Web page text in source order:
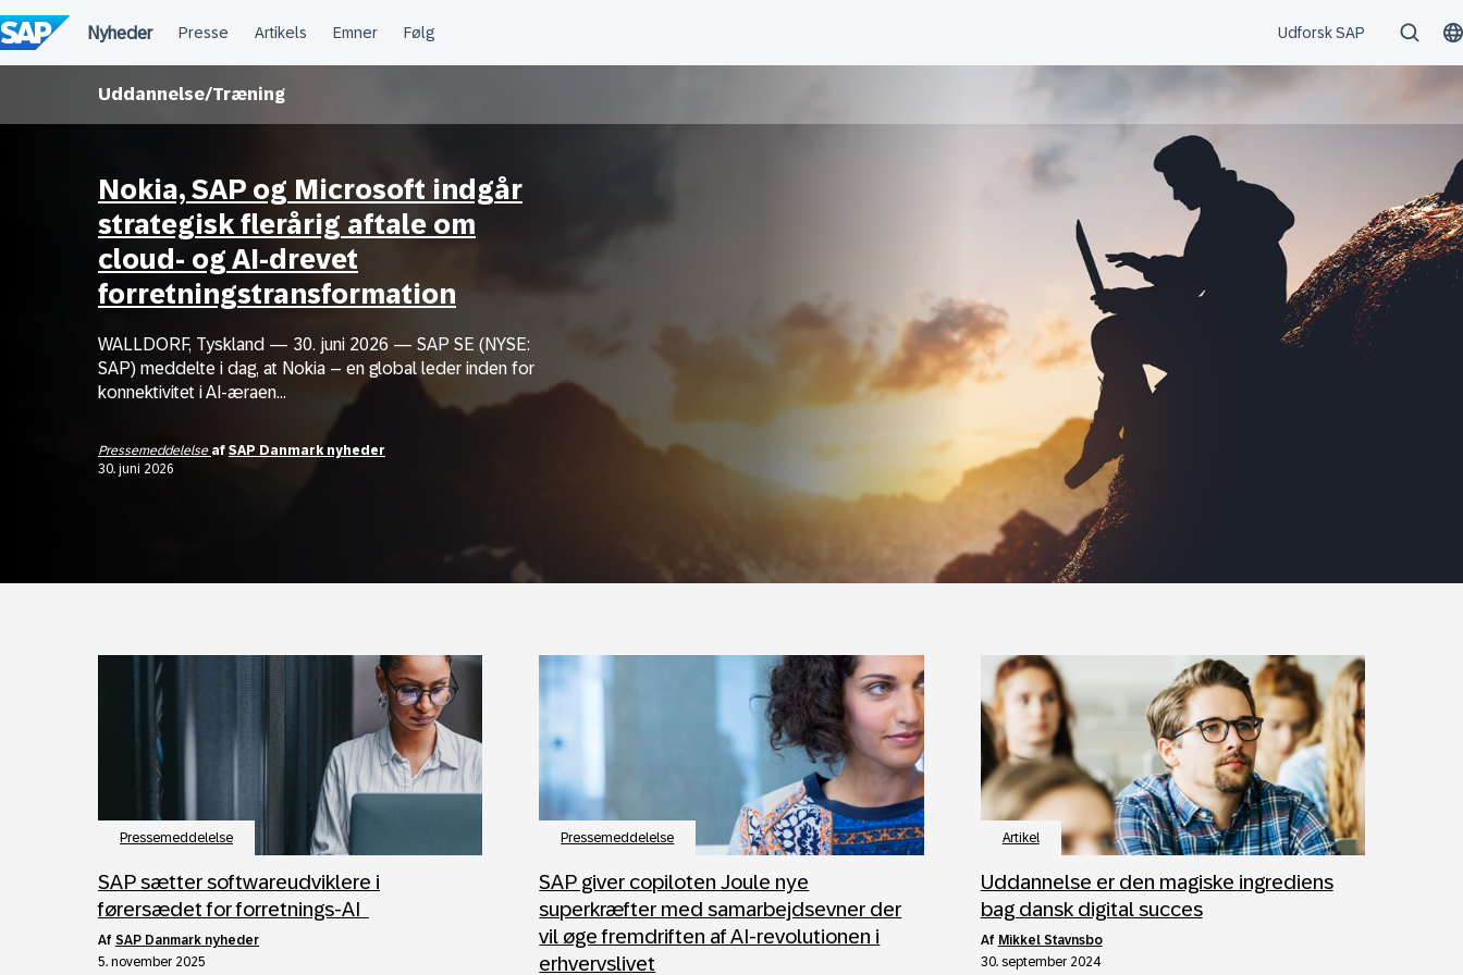
til
indholdet
Uddannelse/Træning
Nokia, SAP og Microsoft indgår
strategisk flerårig aftale om
cloud- og AI-drevet
forretningstransformation
WALLDORF, Tyskland — 30. juni 2026 — SAP SE (NYSE:
SAP) meddelte i dag, at Nokia – en global leder inden for
konnektivitet i AI-æraen...
Pressemeddelelse af SAP Danmark nyheder
30. juni 2026
Pressemeddelelse
SAP sætter softwareudviklere i
førersædet for forretnings-AI
af SAP Danmark nyheder
5. november 2025
Pressemeddelelse
SAP giver copiloten Joule nye
superkræfter med samarbejdsevner der
vil øge fremdriften af AI-revolutionen i
erhvervslivet
Artikel
Uddannelse er den magiske ingrediens
bag dansk digital succes
af Mikkel Stavnsbo
30. september 2024